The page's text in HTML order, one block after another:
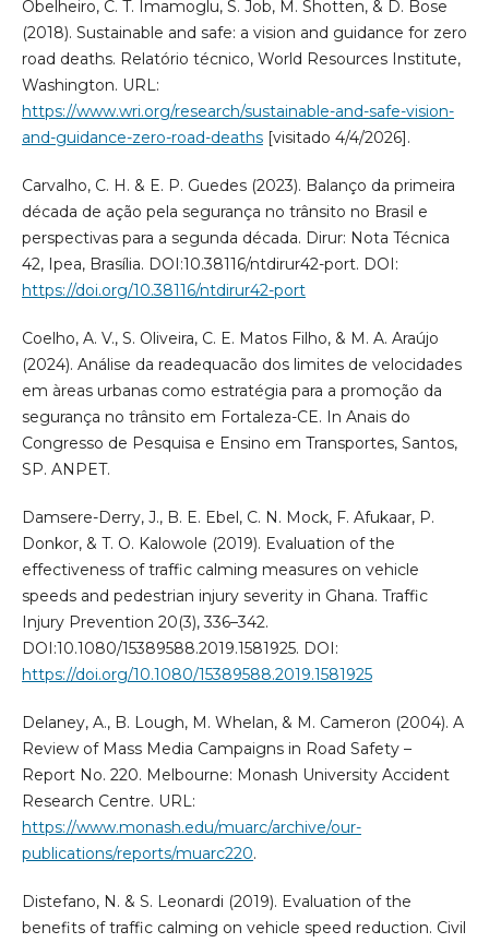
Obelheiro, C. T. Imamoglu, S. Job, M. Shotten, & D. Bose
(2018). Sustainable and safe: a vision and guidance for zero
road deaths. Relatório técnico, World Resources Institute,
Washington. URL:
https://www.wri.org/research/sustainable-and-safe-vision-
and-guidance-zero-road-deaths[visitado 4/4/2026].
Carvalho, C. H. & E. P. Guedes (2023). Balanço da primeira
década de ação pela segurança no trânsito no Brasil e
perspectivas para a segunda década. Dirur: Nota Técnica
42, Ipea, Brasília. DOI:10.38116/ntdirur42-port. DOI:
https://doi.org/10.38116/ntdirur42-port
Coelho, A. V., S. Oliveira, C. E. Matos Filho, & M. A. Araújo
(2024). Análise da readequacão dos limites de velocidades
em àreas urbanas como estratégia para a promoção da
segurança no trânsito em Fortaleza-CE. In Anais do
Congresso de Pesquisa e Ensino em Transportes, Santos,
SP. ANPET.
Damsere-Derry, J., B. E. Ebel, C. N. Mock, F. Afukaar, P.
Donkor, & T. O. Kalowole (2019). Evaluation of the
effectiveness of traffic calming measures on vehicle
speeds and pedestrian injury severity in Ghana. Traffic
Injury Prevention 20(3), 336–342.
DOI:10.1080/15389588.2019.1581925. DOI:
https://doi.org/10.1080/15389588.2019.1581925
Delaney, A., B. Lough, M. Whelan, & M. Cameron (2004). A
Review of Mass Media Campaigns in Road Safety –
Report No. 220. Melbourne: Monash University Accident
Research Centre. URL:
https://www.monash.edu/muarc/archive/our-
publications/reports/muarc220.
Distefano, N. & S. Leonardi (2019). Evaluation of the
benefits of traffic calming on vehicle speed reduction. Civil